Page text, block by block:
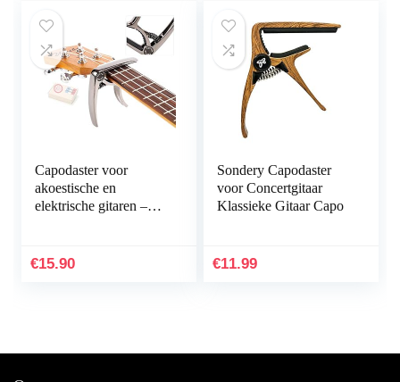
Capodaster voor
akoestische en
elektrische gitaren –
mandolines –
€15.90
Sondery Capodaster
voor Concertgitaar
Klassieke Gitaar Capo
€11.99